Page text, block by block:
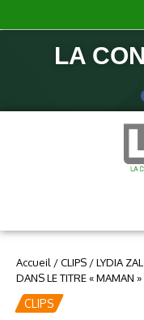
LA
Accueil /CLIPS /LYDIA
DANS LE TITRE « MAMAN »
CLIPS